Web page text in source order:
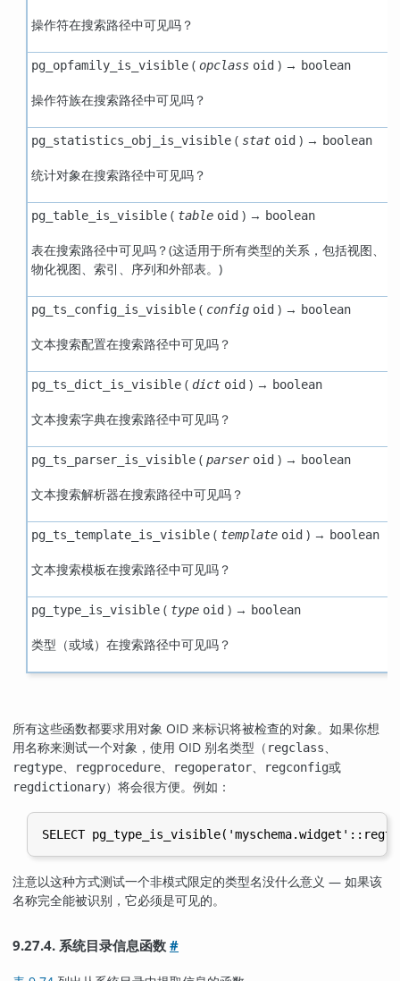
操作符在搜索路径中可见吗？
pg_opfamily_is_visible( opclass oid) → boolean
操作符族在搜索路径中可见吗？
pg_statistics_obj_is_visible( stat oid) → boolean
统计对象在搜索路径中可见吗？
pg_table_is_visible( table oid) → boolean
表在搜索路径中可见吗？(这适用于所有类型的关系，包括视图、
物化视图、索引、序列和外部表。)
pg_ts_config_is_visible( config oid) → boolean
文本搜索配置在搜索路径中可见吗？
pg_ts_dict_is_visible( dict oid) → boolean
文本搜索字典在搜索路径中可见吗？
pg_ts_parser_is_visible( parser oid) → boolean
文本搜索解析器在搜索路径中可见吗？
pg_ts_template_is_visible( template oid) → boolean
文本搜索模板在搜索路径中可见吗？
pg_type_is_visible( type oid) → boolean
类型（或域）在搜索路径中可见吗？
所有这些函数都要求用对象 OID 来标识将被检查的对象。如果你想
用名称来测试一个对象，使用 OID 别名类型（ regclass、
regtype、 regprocedure、 regoperator、 regconfig或
regdictionary）将会很方便。例如：
注意以这种方式测试一个非模式限定的类型名没什么意义 — 如果该
名称完全能被识别，它必须是可见的。
9.27.4. 系统目录信息函数#